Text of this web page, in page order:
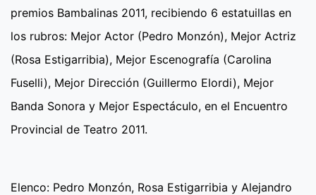
premios Bambalinas 2011, recibiendo 6 estatuillas en
los rubros: Mejor Actor (Pedro Monzón), Mejor Actriz
(Rosa Estigarribia), Mejor Escenografía (Carolina
Fuselli), Mejor Dirección (Guillermo Elordi), Mejor
Banda Sonora y Mejor Espectáculo, en el Encuentro
Provincial de Teatro 2011.
Elenco: Pedro Monzón, Rosa Estigarribia y Alejandro